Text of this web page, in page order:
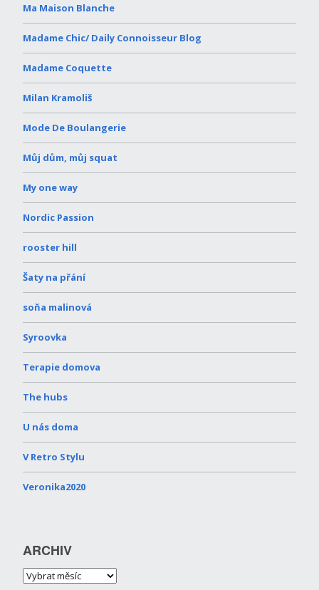
Ma Maison Blanche
Madame Chic/ Daily Connoisseur Blog
Madame Coquette
Milan Kramoliš
Mode De Boulangerie
Můj dům, můj squat
My one way
Nordic Passion
rooster hill
Šaty na přání
soňa malinová
Syroovka
Terapie domova
The hubs
U nás doma
V Retro Stylu
Veronika2020
ARCHIV